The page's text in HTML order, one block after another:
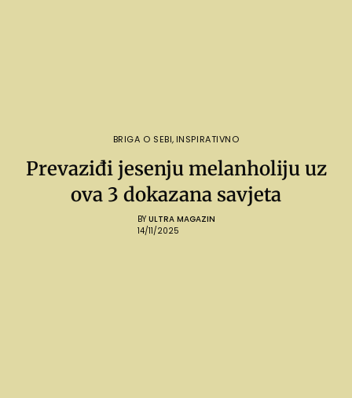
BRIGA O SEBI, INSPIRATIVNO
Prevaziđi jesenju melanholiju uz
ova 3 dokazana savjeta
BY ULTRA MAGAZIN
14/11/2025